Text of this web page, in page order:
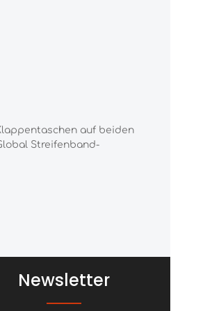
auf beiden
Streifenband-
Newsletter